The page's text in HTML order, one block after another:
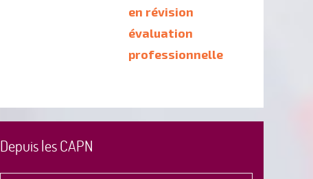
en révision
évaluation
professionnelle
Depuis les CAPN